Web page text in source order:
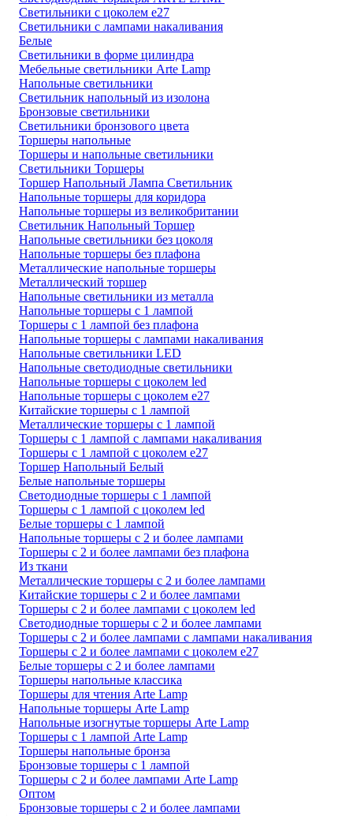
Светильники с цоколем e27
Светильники с лампами накаливания
Белые
Светильники в форме цилиндра
Мебельные светильники Arte Lamp
Напольные светильники
Светильник напольный из изолона
Бронзовые светильники
Светильники бронзового цвета
Торшеры напольные
Торшеры и напольные светильники
Светильники Торшеры
Торшер Напольный Лампа Светильник
Напольные торшеры для коридора
Напольные торшеры из великобритании
Светильник Напольный Торшер
Напольные светильники без цоколя
Напольные торшеры без плафона
Металлические напольные торшеры
Металлический торшер
Напольные светильники из металла
Напольные торшеры с 1 лампой
Торшеры с 1 лампой без плафона
Напольные торшеры с лампами накаливания
Напольные светильники LED
Напольные светодиодные светильники
Напольные торшеры с цоколем led
Напольные торшеры с цоколем e27
Китайские торшеры с 1 лампой
Металлические торшеры с 1 лампой
Торшеры с 1 лампой с лампами накаливания
Торшеры с 1 лампой с цоколем e27
Торшер Напольный Белый
Белые напольные торшеры
Светодиодные торшеры с 1 лампой
Торшеры с 1 лампой с цоколем led
Белые торшеры с 1 лампой
Напольные торшеры с 2 и более лампами
Торшеры с 2 и более лампами без плафона
Из ткани
Металлические торшеры с 2 и более лампами
Китайские торшеры с 2 и более лампами
Торшеры с 2 и более лампами с цоколем led
Светодиодные торшеры с 2 и более лампами
Торшеры с 2 и более лампами с лампами накаливания
Торшеры с 2 и более лампами с цоколем e27
Белые торшеры с 2 и более лампами
Торшеры напольные классика
Торшеры для чтения Arte Lamp
Напольные торшеры Arte Lamp
Напольные изогнутые торшеры Arte Lamp
Торшеры с 1 лампой Arte Lamp
Торшеры напольные бронза
Бронзовые торшеры с 1 лампой
Торшеры с 2 и более лампами Arte Lamp
Оптом
Бронзовые торшеры с 2 и более лампами